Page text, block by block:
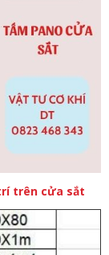
trên cửa sắt